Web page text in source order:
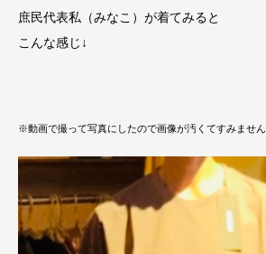
庶民代表私（みなこ）が着てみると
こんな感じ↓
※動画で撮って写真にしたので画像が汚くてすみません